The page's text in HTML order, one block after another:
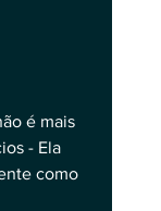
é mais
- Ela
como